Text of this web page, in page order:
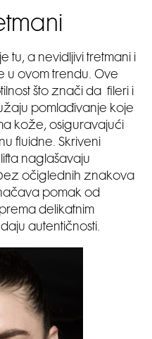
tu, a nevidljivi tretmani i
u ovom trendu. Ove
što znači da fileri i
pomlađivanje koje
kože, osiguravajući
fluidne. Skriveni
naglašavaju
očiglednih znakova
pomak od
delikatnim
autentičnosti.